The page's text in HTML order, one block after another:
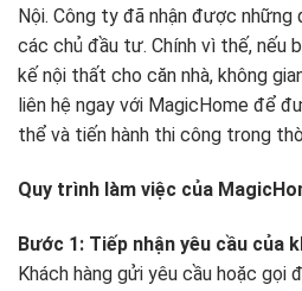
Nội. Công ty đã nhận được
các chủ đầu tư. Chính vì thế, nếu
kế nội thất cho căn nhà, không
liên hệ ngay với MagicHome để
thể và tiến hành thi công trong
Quy trình làm việc của
Bước 1: Tiếp nhận yêu cầu của
Khách hàng gửi yêu cầu hoặc gọi